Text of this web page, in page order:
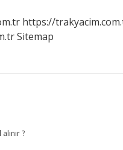
https://
Sitemap
?